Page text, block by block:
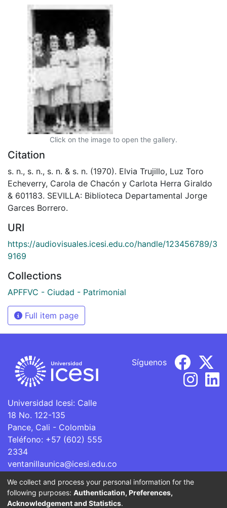
Click on the image to open the gallery.
Citation
s. n., s. n., s. n. & s. n. (1970). Elvia Trujillo, Luz Toro
Echeverry, Carola de Chacón y Carlota Herra Giraldo
& 601183. SEVILLA: Biblioteca Departamental Jorge
Garces Borrero.
URI
https://audiovisuales.icesi.edu.co/handle/123456789/3
9169
Collections
APFFVC - Ciudad - Patrimonial
Full item page
Universidad Icesi: Calle
18 No. 122-135
Pance, Cali - Colombia
Teléfono: +57 (602) 555
2334
ventanillaunica@icesi.edu.co
Síguenos
La Universidad Icesi es una Institución de Educación
Superior que se encuentra sujeta a inspección y vigilancia
We collect and process your personal information for the
following purposes: Authentication, Preferences,
Acknowledgement and Statistics.